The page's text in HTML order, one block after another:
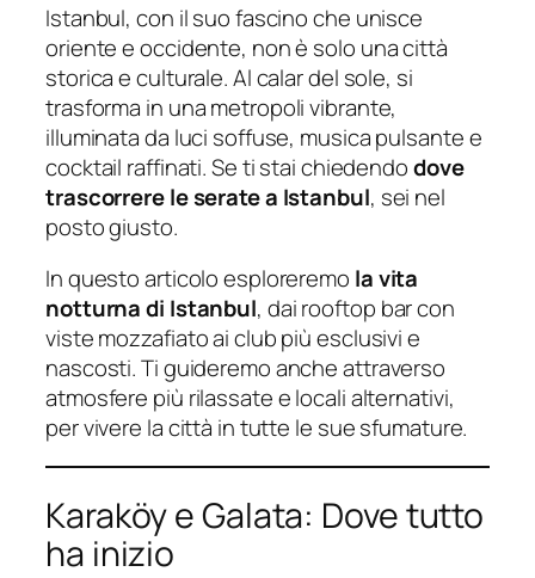
Istanbul, con il suo fascino che unisce
oriente e occidente, non è solo una città
storica e culturale. Al calar del sole, si
trasforma in una metropoli vibrante,
illuminata da luci soffuse, musica pulsante e
cocktail raffinati. Se ti stai chiedendodove
trascorrere le serate a Istanbul, sei nel
posto giusto.
In questo articolo esploreremo la vita
notturna di Istanbul, dai rooftop bar con
viste mozzafiato ai club più esclusivi e
nascosti. Ti guideremo anche attraverso
atmosfere più rilassate e locali alternativi,
per vivere la città in tutte le sue sfumature.
Karaköy e Galata: Dove tutto
ha inizio